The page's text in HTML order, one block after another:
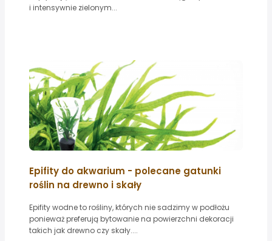
i intensywnie zielonym...
Epifity do akwarium - polecane gatunki
roślin na drewno i skały
Epifity wodne to rośliny, których nie sadzimy w podłożu
ponieważ preferują bytowanie na powierzchni dekoracji
takich jak drewno czy skały....